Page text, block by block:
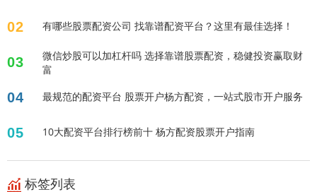
02 有哪些股票配资公司 找靠谱配资平台？这里有最佳选择！
03
微信炒股可以加杠杆吗 选择靠谱股票配资，稳健投资赢取财
富
04 最规范的配资平台 股票开户杨方配资，一站式股市开户服务
05 10大配资平台排行榜前十 杨方配资股票开户指南
标签列表